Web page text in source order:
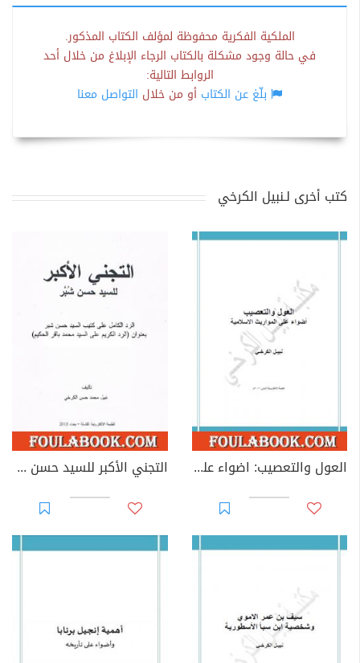
الملكية الفكرية محفوظة لمؤلف الكتاب المذكور.
في حالة وجود مشكلة بالكتاب الرجاء الإبلاغ من خلال أحد
الروابط التالية:
بلّغ عن الكتاب أو من خلال التواصل معنا
كتب أخرى لـنبيل الكرخي
العول والتعصيب: اضواء على المواريث الاسلامية التجني الأكبر للسيد حسن شبر